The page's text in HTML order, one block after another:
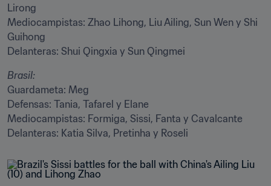
Lirong
Mediocampistas: Zhao Lihong, Liu Ailing, Sun Wen y Shi
Guihong
Delanteras: Shui Qingxia y Sun Qingmei
Guardameta: Meg
Defensas: Tania, Tafarel y Elane
Mediocampistas: Formiga, Sissi, Fanta y Cavalcante